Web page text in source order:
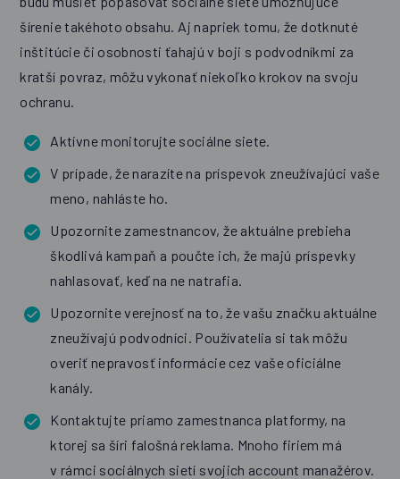
šírenie takéhoto obsahu. Aj napriek tomu, že dotknuté
inštitúcie či osobnosti ťahajú v boji s podvodníkmi za
kratší povraz, môžu vykonať niekoľko krokov na svoju
ochranu.
Aktívne monitorujte sociálne siete.
V prípade, že narazíte na príspevok zneužívajúci vaše
meno, nahláste ho.
Upozornite zamestnancov, že aktuálne prebieha
škodlivá kampaň a poučte ich, že majú príspevky
nahlasovať, keď na ne natrafia.
Upozornite verejnosť na to, že vašu značku aktuálne
zneužívajú podvodníci. Používatelia si tak môžu
overiť nepravosť informácie cez vaše oficiálne
kanály.
Kontaktujte priamo zamestnanca platformy, na
ktorej sa šíri falošná reklama. Mnoho firiem má
v rámci sociálnych sietí svojich account manažérov.